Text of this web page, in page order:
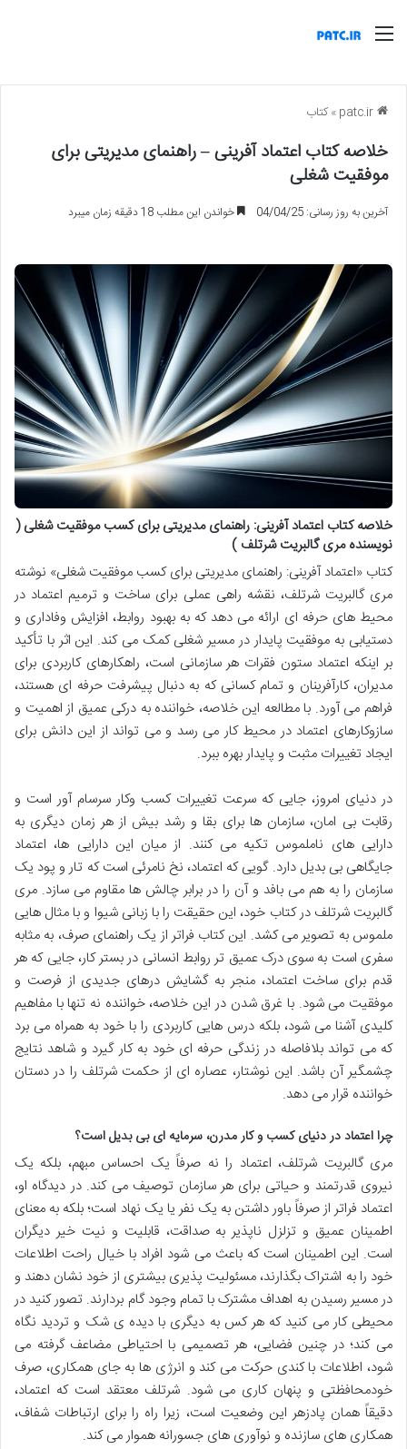
منو
»کتاب
خلاصه کتاب اعتماد آفرینی – راهنمای مدیریتی برای
موفقیت شغلی
آخرین به روز رسانی: 04/04/25 خواندن این مطلب 18 دقیقه زمان میبرد
خلاصه کتاب اعتماد آفرینی: راهنمای مدیریتی برای کسب موفقیت شغلی (
نویسنده مری گالبریت شرتلف )
کتاب «اعتماد آفرینی: راهنمای مدیریتی برای کسب موفقیت شغلی» نوشته
مری گالبریت شرتلف، نقشه راهی عملی برای ساخت و ترمیم اعتماد در
محیط های حرفه ای ارائه می دهد که به بهبود روابط، افزایش وفاداری و
دستیابی به موفقیت پایدار در مسیر شغلی کمک می کند. این اثر با تأکید
بر اینکه اعتماد ستون فقرات هر سازمانی است، راهکارهای کاربردی برای
مدیران، کارآفرینان و تمام کسانی که به دنبال پیشرفت حرفه ای هستند،
فراهم می آورد. با مطالعه این خلاصه، خواننده به درکی عمیق از اهمیت و
سازوکارهای اعتماد در محیط کار می رسد و می تواند از این دانش برای
ایجاد تغییرات مثبت و پایدار بهره ببرد.
در دنیای امروز، جایی که سرعت تغییرات کسب وکار سرسام آور است و
رقابت بی امان، سازمان ها برای بقا و رشد بیش از هر زمان دیگری به
دارایی های ناملموس تکیه می کنند. از میان این دارایی ها، اعتماد
جایگاهی بی بدیل دارد. گویی که اعتماد، نخ نامرئی است که تار و پود یک
سازمان را به هم می بافد و آن را در برابر چالش ها مقاوم می سازد. مری
گالبریت شرتلف در کتاب خود، این حقیقت را با زبانی شیوا و با مثال هایی
ملموس به تصویر می کشد. این کتاب فراتر از یک راهنمای صرف، به مثابه
سفری است به سوی درک عمیق تر روابط انسانی در بستر کار، جایی که هر
قدم برای ساخت اعتماد، منجر به گشایش درهای جدیدی از فرصت و
موفقیت می شود. با غرق شدن در این خلاصه، خواننده نه تنها با مفاهیم
کلیدی آشنا می شود، بلکه درس هایی کاربردی را با خود به همراه می برد
که می تواند بلافاصله در زندگی حرفه ای خود به کار گیرد و شاهد نتایج
چشمگیر آن باشد. این نوشتار، عصاره ای از حکمت شرتلف را در دستان
خواننده قرار می دهد.
چرا اعتماد در دنیای کسب و کار مدرن، سرمایه ای بی بدیل است؟
مری گالبریت شرتلف، اعتماد را نه صرفاً یک احساس مبهم، بلکه یک
نیروی قدرتمند و حیاتی برای هر سازمان توصیف می کند. در دیدگاه او،
اعتماد فراتر از صرفاً باور داشتن به یک نفر یا یک نهاد است؛ بلکه به معنای
اطمینان عمیق و تزلزل ناپذیر به صداقت، قابلیت و نیت خیر دیگران
است. این اطمینان است که باعث می شود افراد با خیال راحت اطلاعات
خود را به اشتراک بگذارند، مسئولیت پذیری بیشتری از خود نشان دهند و
در مسیر رسیدن به اهداف مشترک با تمام وجود گام بردارند. تصور کنید در
محیطی کار می کنید که هر کس به دیگری با دیده ی شک و تردید نگاه
می کند؛ در چنین فضایی، هر تصمیمی با احتیاطی مضاعف گرفته می
شود، اطلاعات با کندی حرکت می کند و انرژی ها به جای همکاری، صرف
خودمحافظتی و پنهان کاری می شود. شرتلف معتقد است که اعتماد،
دقیقاً همان پادزهر این وضعیت است، زیرا راه را برای ارتباطات شفاف،
همکاری های سازنده و نوآوری های جسورانه هموار می کند.